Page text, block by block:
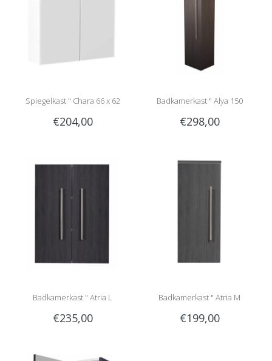
Spiegelkast " Chara 66 x 62
glossy white "
€204,00
Badkamerkast " Alya 150
anthracite mat "
€298,00
Badkamerkast " Atria L
anthracite mat "
€235,00
Badkamerkast " Atria M
anthracite mat "
€199,00